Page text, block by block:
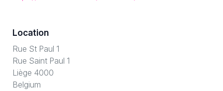
Location
Rue St Paul 1
Rue Saint Paul 1
Liège 4000
Belgium